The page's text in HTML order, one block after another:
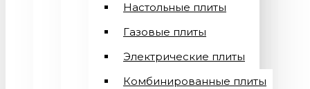
Настольные плиты
Газовые плиты
Электрические плиты
Комбинированные плиты